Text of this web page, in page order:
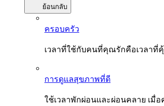
ย้อนกลับ
ครอบครัว
เวลาที่ใช้กับคนที่คุณรักคือเวลาที่
การดูแลสุขภาพที่ดี
ใช้เวลาพักผ่อนและผ่อนคลาย เมื่